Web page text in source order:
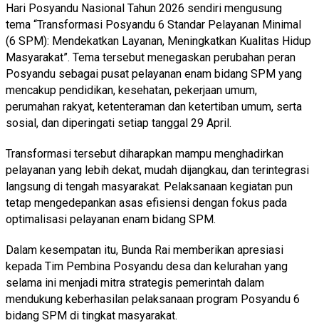
Hari Posyandu Nasional Tahun 2026 sendiri mengusung
tema “Transformasi Posyandu 6 Standar Pelayanan Minimal
(6 SPM): Mendekatkan Layanan, Meningkatkan Kualitas Hidup
Masyarakat”. Tema tersebut menegaskan perubahan peran
Posyandu sebagai pusat pelayanan enam bidang SPM yang
mencakup pendidikan, kesehatan, pekerjaan umum,
perumahan rakyat, ketenteraman dan ketertiban umum, serta
sosial, dan diperingati setiap tanggal 29 April.
Transformasi tersebut diharapkan mampu menghadirkan
pelayanan yang lebih dekat, mudah dijangkau, dan terintegrasi
langsung di tengah masyarakat. Pelaksanaan kegiatan pun
tetap mengedepankan asas efisiensi dengan fokus pada
optimalisasi pelayanan enam bidang SPM.
Dalam kesempatan itu, Bunda Rai memberikan apresiasi
kepada Tim Pembina Posyandu desa dan kelurahan yang
selama ini menjadi mitra strategis pemerintah dalam
mendukung keberhasilan pelaksanaan program Posyandu 6
bidang SPM di tingkat masyarakat.